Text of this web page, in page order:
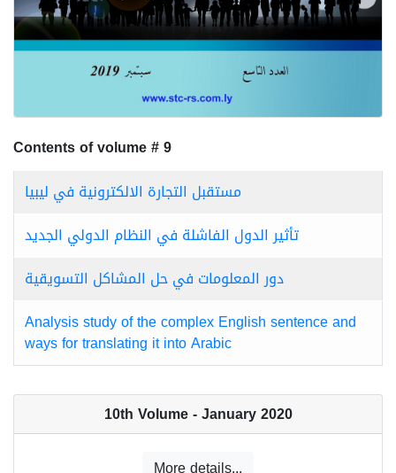
Contents of volume # 9
مستقبل التجارة الالكترونية في ليبيا
تأثير الدول الفاشلة في النظام الدولي الجديد
دور المعلومات في حل المشاكل التسويقية
Analysis study of the complex English sentence and
ways for translating it into Arabic
10th Volume - January 2020